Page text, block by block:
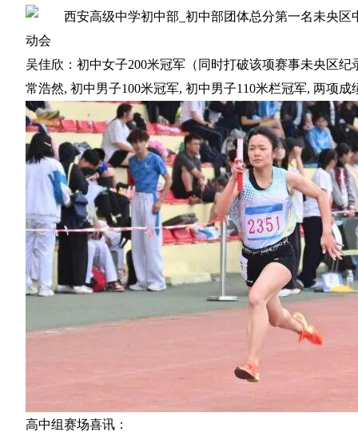
吴佳欣：初中女子200米冠军（同时打破该项赛事未央区纪
常浩然, 初中男子100米冠军, 初中男子110米栏冠军, 两项
高中组赛场喜讯：